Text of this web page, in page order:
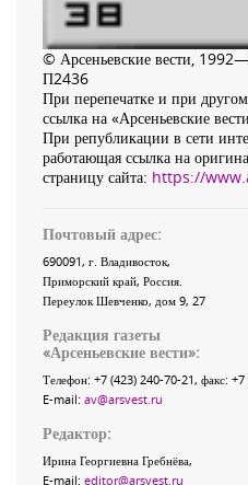
© Арсеньевские вести,
П2436
При перепечатке и при
ссылка на «Арсеньевские
При републикации в сети
работающая ссылка на
страницу сайта: https://
Почтовый адрес:
690091, г. Владивосток,
Приморский край, Россия
Переулок Шевченко, дом 9, 27
Редакция газеты
«Арсеньевские вести»:
Телефон: +7 (423) 240-70-21, факс: +7
E-mail: av@arsvest.ru
Редактор:
Ирина Георгиевна Гребнёва,
E-mail: editor@arsvest.ru